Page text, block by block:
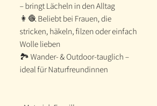
– bringt Lächeln in den Alltag
👩‍🧶 Beliebt bei Frauen, die
stricken, häkeln, filzen oder einfach
Wolle lieben
🏞️ Wander- & Outdoor-tauglich –
ideal für Naturfreundinnen